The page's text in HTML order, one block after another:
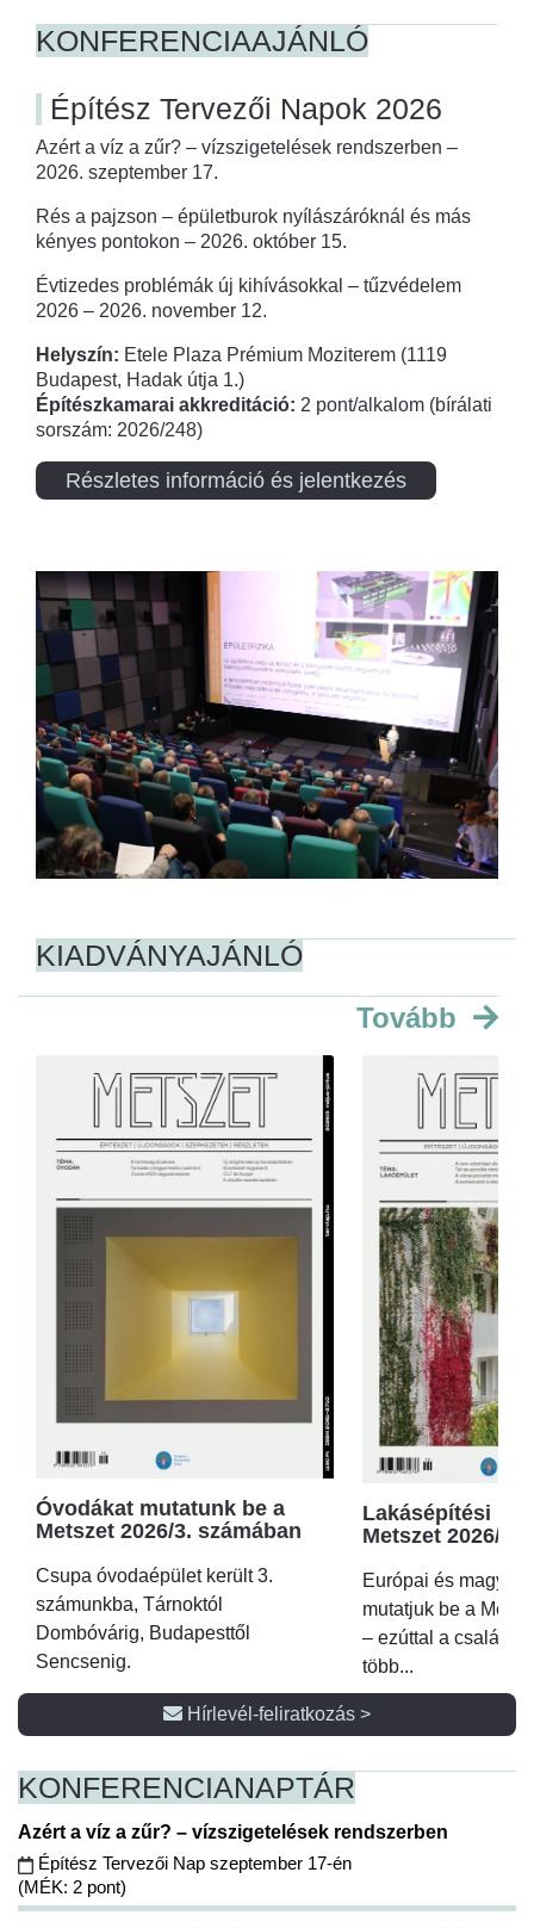
KONFERENCIAAJÁNLÓ
Építész Tervezői Napok 2026
Azért a víz a zűr? – vízszigetelések rendszerben –
2026. szeptember 17.
Rés a pajzson – épületburok nyílászáróknál és más
kényes pontokon – 2026. október 15.
Évtizedes problémák új kihívásokkal – tűzvédelem
2026 – 2026. november 12.
Helyszín: Etele Plaza Prémium Moziterem (1119
Budapest, Hadak útja 1.)
Építészkamarai akkreditáció: 2 pont/alkalom (bírálati
sorszám: 2026/248)
Részletes információ és jelentkezés
KIADVÁNYAJÁNLÓ
Tovább
Óvodákat mutatunk be a
Metszet 2026/3. számában
Csupa óvodaépület került 3.
számunkba, Tárnoktól
Dombóvárig, Budapesttől
Sencsenig.
Lakásépítési
Metszet 2026/2.
Európai és magyar
mutatjuk be a
– ezúttal a családi
több...
Hírlevél-feliratkozás >
KONFERENCIANAPTÁR
Azért a víz a zűr? – vízszigetelések rendszerben
Építész Tervezői Nap szeptember 17-én
(MÉK: 2 pont)